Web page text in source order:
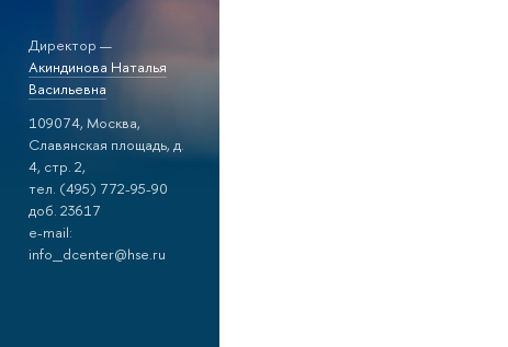
Директор —
Акиндинова Наталья
Васильевна
109074, Москва,
Славянская площадь, д.
4, стр. 2,
тел. (495) 772-95-90
доб. 23617
e-mail:
info_dcenter@hse.ru